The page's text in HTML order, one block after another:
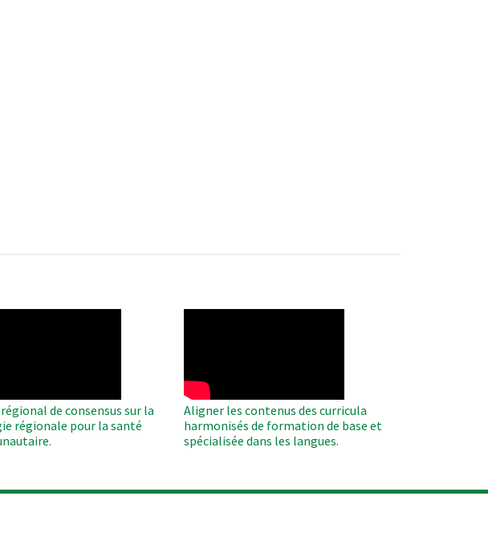
de consensus sur la
régionale pour la santé
Aligner les contenus des curricula
harmonisés de formation de base et
spécialisée dans les langues.